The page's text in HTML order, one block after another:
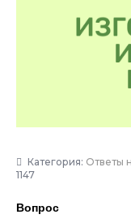
Категория: Ответы
1147
Вопрос